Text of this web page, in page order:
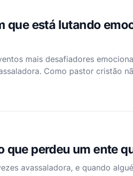
que está lutando
mais desafiadores
Como pastor cristão
que perdeu um ente
avassaladora, e quando